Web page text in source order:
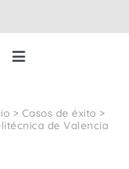
Toggle
> Casos de éxito >
de Valencia